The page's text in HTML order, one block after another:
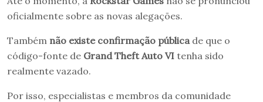
oficialmente sobre as novas alegações.
Também não existe confirmação públicade que o
código-fonte de Grand Theft Auto VI tenha sido
realmente vazado.
Por isso, especialistas e membros da comunidade